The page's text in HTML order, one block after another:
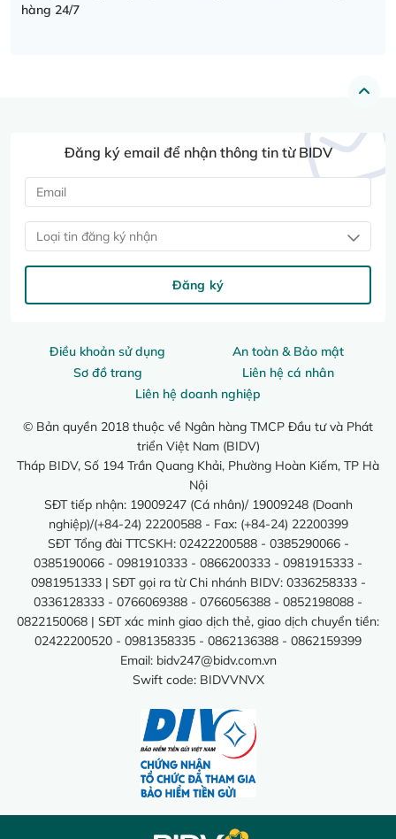
hàng 24/7
Điều khoản sử dụng
An toàn & Bảo mật
Sơ đồ trang
Liên hệ cá nhân
Liên hệ doanh nghiệp
© Bản quyền 2018 thuộc về Ngân hàng TMCP Đầu tư và Phát
triển Việt Nam (BIDV)
Tháp BIDV, Số 194 Trần Quang Khải, Phường Hoàn Kiếm, TP Hà
Nội
SĐT tiếp nhận: 19009247 (Cá nhân)/ 19009248 (Doanh
nghiệp)/(+84-24) 22200588 - Fax: (+84-24) 22200399
SĐT Tổng đài TTCSKH: 02422200588 - 0385290066 -
0385190066 - 0981910333 - 0866200333 - 0981915333 -
0981951333 | SĐT gọi ra từ Chi nhánh BIDV: 0336258333 -
0336128333 - 0766069388 - 0766056388 - 0852198088 -
0822150068 | SĐT xác minh giao dịch thẻ, giao dịch chuyển tiền:
02422200520 - 0981358335 - 0862136388 - 0862159399
Email: bidv247@bidv.com.vn
Swift code: BIDVVNVX
Đăng ký email để nhận thông tin từ BIDV
Loại tin đăng ký nhận
Đăng ký